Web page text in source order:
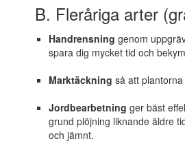
B. Fleråriga arter
Handrensning genom
spara dig mycket tid och
Marktäckning så att
Jordbearbetning ger bäst
grund plöjning liknande äldre
och jämnt.